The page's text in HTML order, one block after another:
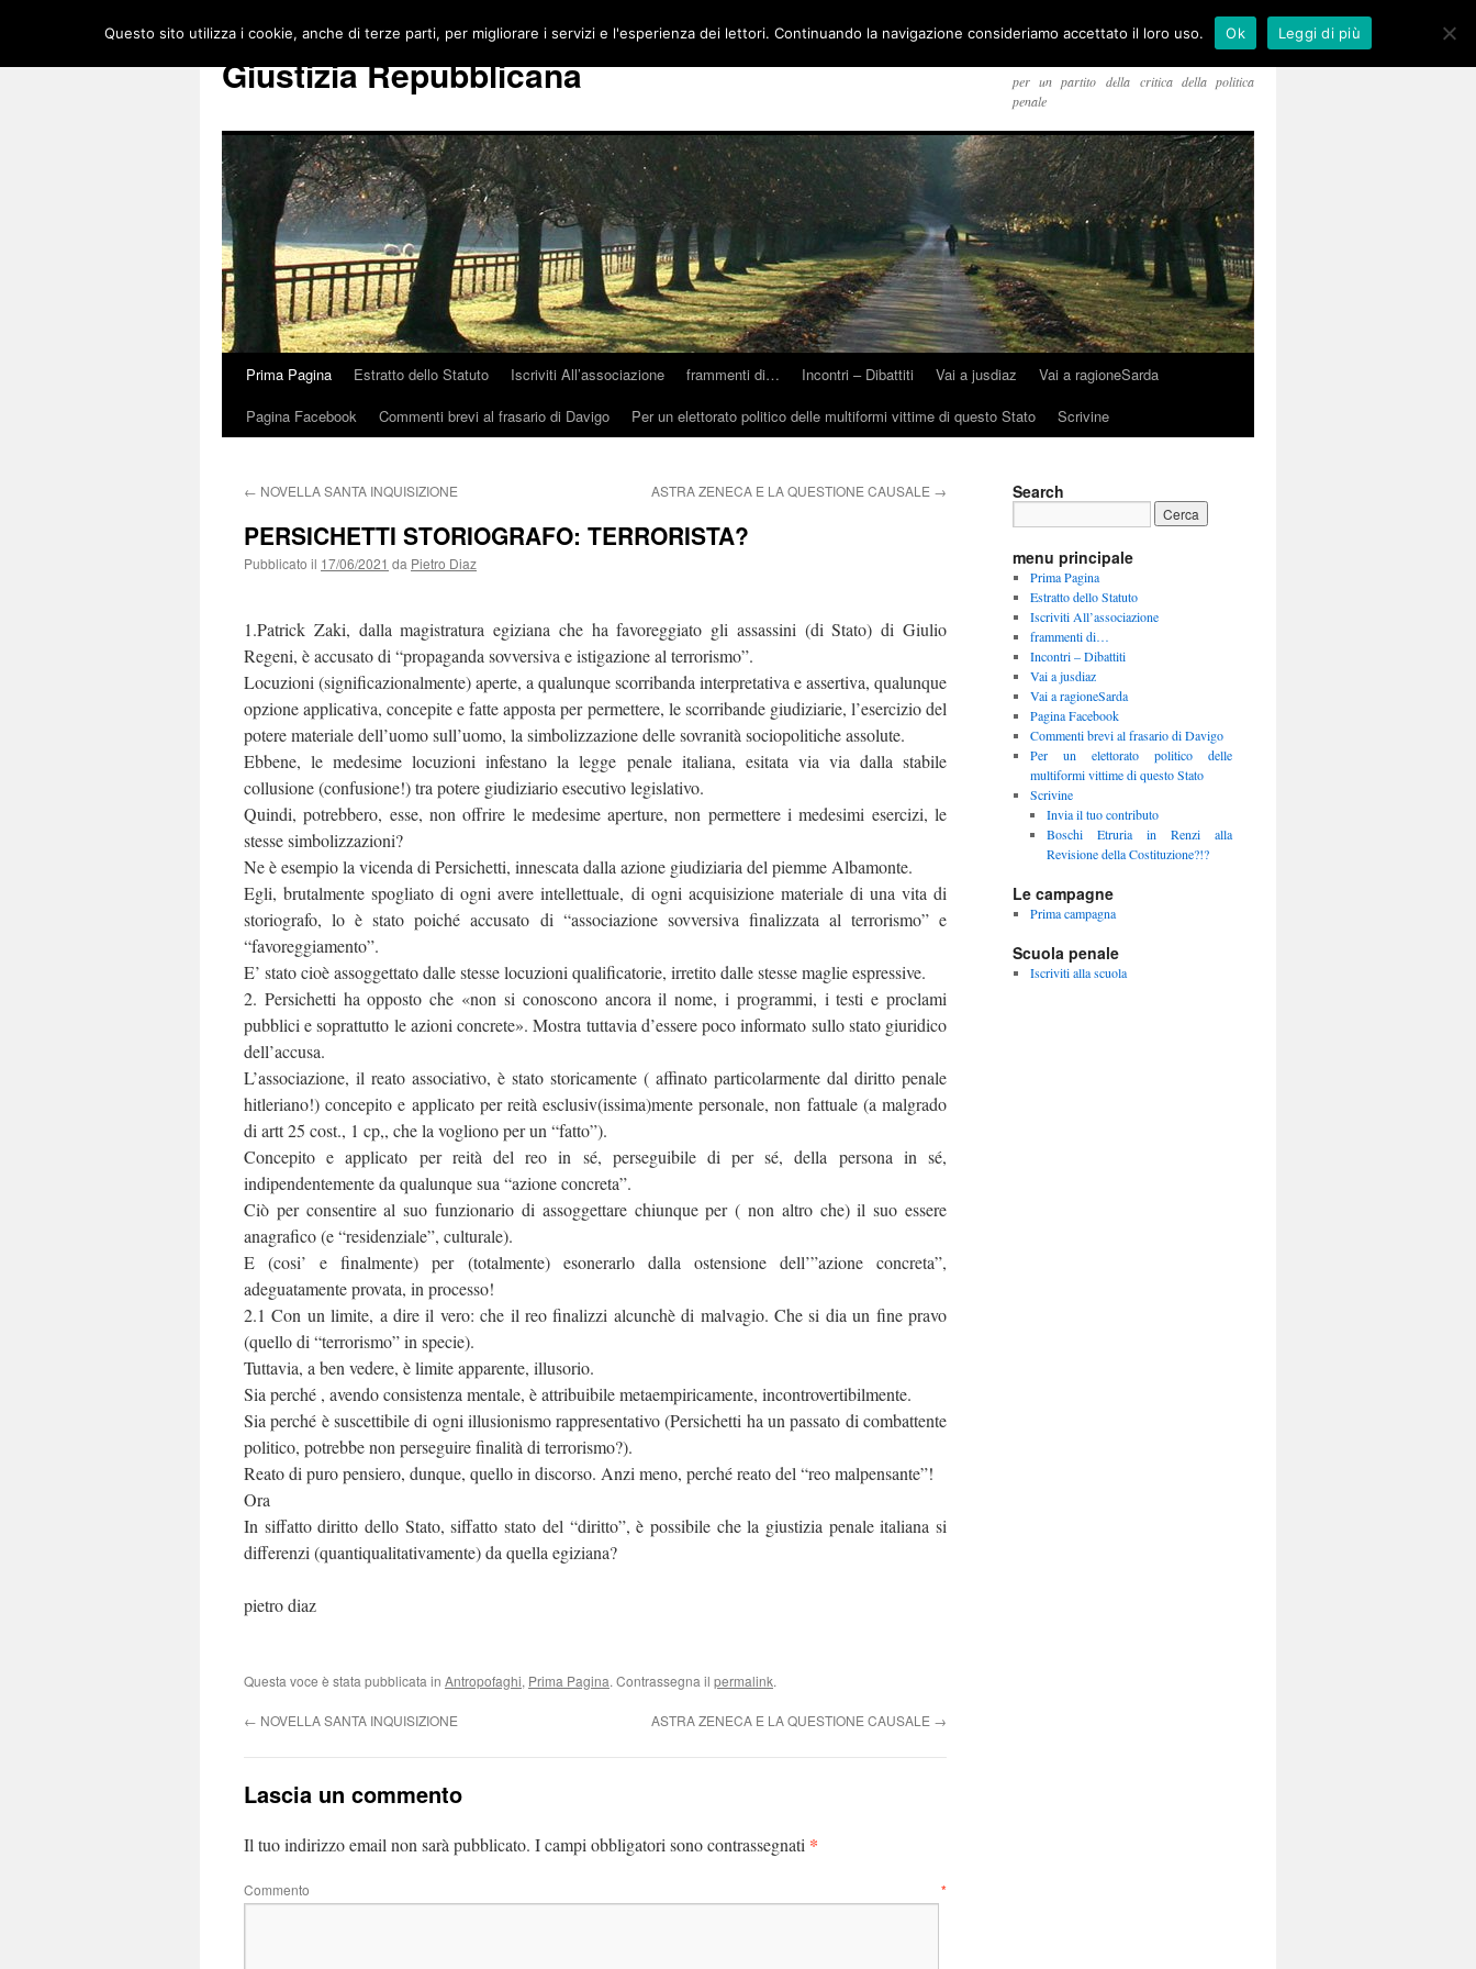
Vai
contenuto
Giustizia Repubblicana
per un partito della critica della politica
penale
Prima Pagina Estratto dello Statuto Iscriviti All’associazione frammenti di… Incontri – Dibattiti Vai a jusdiaz
Vai a ragioneSarda
Pagina Facebook
Commenti brevi al frasario di Davigo Per un elettorato politico delle multiformi vittime di questo Stato Scrivine
← NOVELLA SANTA INQUISIZIONE ASTRA ZENECA E LA QUESTIONE CAUSALE →
PERSICHETTI STORIOGRAFO: TERRORISTA?
Pubblicato il 17/06/2021 da Pietro Diaz
1.Patrick Zaki, dalla magistratura egiziana che ha favoreggiato gli assassini (di Stato) di Giulio
Regeni, è accusato di “propaganda sovversiva e istigazione al terrorismo”.
Locuzioni (significazionalmente) aperte, a qualunque scorribanda interpretativa e assertiva, qualunque
opzione applicativa, concepite e fatte apposta per permettere, le scorribande giudiziarie, l’esercizio del
potere materiale dell’uomo sull’uomo, la simbolizzazione delle sovranità sociopolitiche assolute.
Ebbene, le medesime locuzioni infestano la legge penale italiana, esitata via via dalla stabile
collusione (confusione!) tra potere giudiziario esecutivo legislativo.
Quindi, potrebbero, esse, non offrire le medesime aperture, non permettere i medesimi esercizi, le
stesse simbolizzazioni?
Ne è esempio la vicenda di Persichetti, innescata dalla azione giudiziaria del piemme Albamonte.
Egli, brutalmente spogliato di ogni avere intellettuale, di ogni acquisizione materiale di una vita di
storiografo, lo è stato poiché accusato di “associazione sovversiva finalizzata al terrorismo” e
“favoreggiamento”.
E’ stato cioè assoggettato dalle stesse locuzioni qualificatorie, irretito dalle stesse maglie espressive.
2. Persichetti ha opposto che «non si conoscono ancora il nome, i programmi, i testi e proclami
pubblici e soprattutto le azioni concrete». Mostra tuttavia d’essere poco informato sullo stato giuridico
dell’accusa.
L’associazione, il reato associativo, è stato storicamente ( affinato particolarmente dal diritto penale
hitleriano!) concepito e applicato per reità esclusiv(issima)mente personale, non fattuale (a malgrado
di artt 25 cost., 1 cp,, che la vogliono per un “fatto”).
Concepito e applicato per reità del reo in sé, perseguibile di per sé, della persona in sé,
indipendentemente da qualunque sua “azione concreta”.
Ciò per consentire al suo funzionario di assoggettare chiunque per ( non altro che) il suo essere
anagrafico (e “residenziale”, culturale).
E (cosi’ e finalmente) per (totalmente) esonerarlo dalla ostensione dell’”azione concreta”,
adeguatamente provata, in processo!
2.1 Con un limite, a dire il vero: che il reo finalizzi alcunchè di malvagio. Che si dia un fine pravo
(quello di “terrorismo” in specie).
Tuttavia, a ben vedere, è limite apparente, illusorio.
Sia perché , avendo consistenza mentale, è attribuibile metaempiricamente, incontrovertibilmente.
Sia perché è suscettibile di ogni illusionismo rappresentativo (Persichetti ha un passato di combattente
politico, potrebbe non perseguire finalità di terrorismo?).
Reato di puro pensiero, dunque, quello in discorso. Anzi meno, perché reato del “reo malpensante”!
Ora
In siffatto diritto dello Stato, siffatto stato del “diritto”, è possibile che la giustizia penale italiana si
differenzi (quantiqualitativamente) da quella egiziana?
pietro diaz
Questa voce è stata pubblicata in Antropofaghi, Prima Pagina. Contrassegna il permalink.
← NOVELLA SANTA INQUISIZIONE ASTRA ZENECA E LA QUESTIONE CAUSALE →
Lascia un commento
Il tuo indirizzo email non sarà pubblicato. I campi obbligatori sono contrassegnati *
Commento *
Search
menu principale
Prima Pagina
Estratto dello Statuto
Iscriviti All’associazione
frammenti di…
Incontri – Dibattiti
Vai a jusdiaz
Vai a ragioneSarda
Pagina Facebook
Commenti brevi al frasario di Davigo
Per un elettorato politico delle
multiformi vittime di questo Stato
Scrivine
Invia il tuo contributo
Boschi Etruria in Renzi alla
Revisione della Costituzione?!?
Le campagne
Prima campagna
Scuola penale
Iscriviti alla scuola
Questo sito utilizza i cookie, anche di terze parti, per migliorare i servizi e l'esperienza dei lettori. Continuando la navigazione consideriamo accettato il loro uso. Ok Leggi di più